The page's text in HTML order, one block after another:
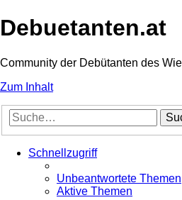
Debuetanten.at
Community der Debütanten des
Zum Inhalt
Schnellzugriff
Unbeantwortete Themen
Aktive Themen